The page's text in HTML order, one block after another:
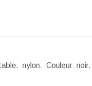
nylon. Couleur: